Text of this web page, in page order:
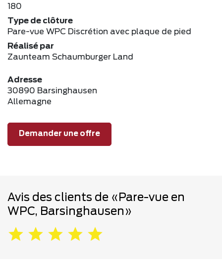
180
Type de clôture
Pare-vue WPC Discrétion avec plaque de pied
Réalisé par
Zaunteam Schaumburger Land
Adresse
30890 Barsinghausen
Allemagne
Demander une offre
Avis des clients de «Pare-vue en
WPC, Barsinghausen»